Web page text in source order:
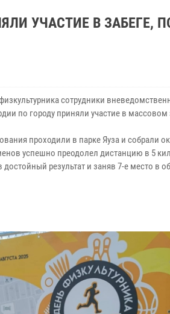
УЧАСТИЕ В ЗАБЕГЕ,
сотрудники
по городу приняли участие в массовом
проходили в парке Яуза и собрали
успешно преодолел дистанцию в 5
достойный результат и заняв 7-е место в